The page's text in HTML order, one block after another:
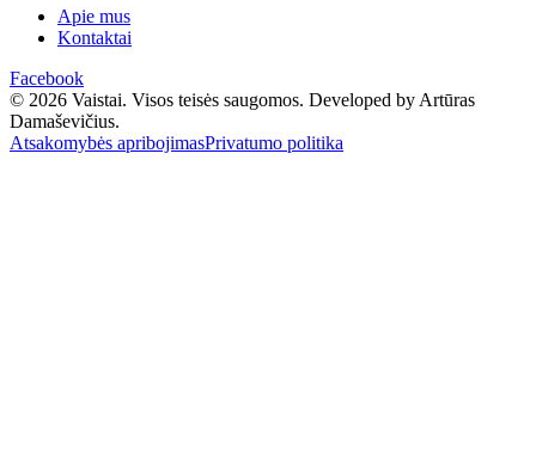
Apie mus
Kontaktai
Facebook
© 2026 Vaistai. Visos teisės saugomos. Developed by Artūras
Damaševičius.
Atsakomybės apribojimasPrivatumo politika